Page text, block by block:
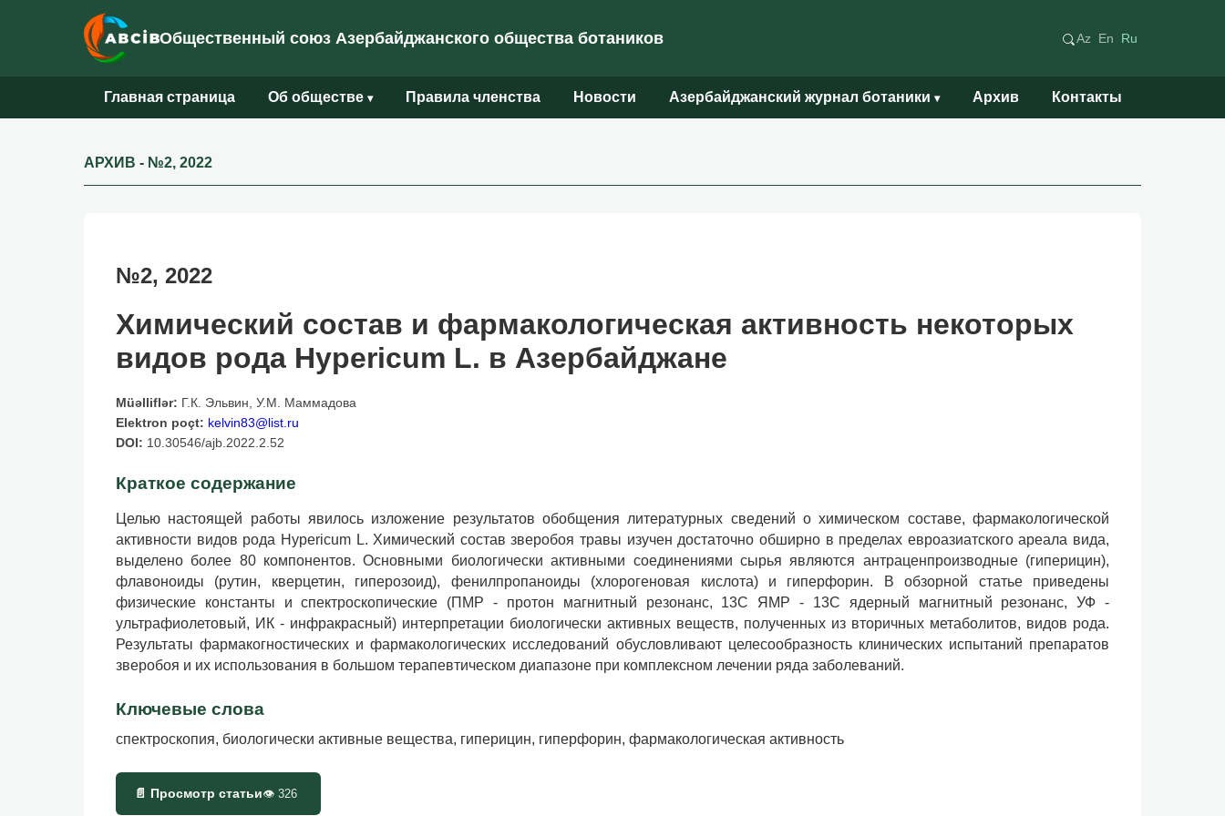
Общественный союз Азербайджанского общества ботаников Az En Ru
Главная страница Об обществе ▾ Правила членства Новости Азербайджанский журнал ботаники ▾ Архив Контакты
АРХИВ - №2, 2022
№2, 2022
Химический состав и фармакологическая активность некоторых
видов рода Hypericum L. в Азербайджане
Müəlliflər: Г.К. Эльвин, У.М. Маммадова
Elektron poçt: kelvin83@list.ru
DOI: 10.30546/ajb.2022.2.52
Краткое содержание
Целью настоящей работы явилось изложение результатов обобщения литературных сведений о химическом составе, фармакологической
активности видов рода Hypericum L. Химический состав зверобоя травы изучен достаточно обширно в пределах евроазиатского ареала вида,
выделено более 80 компонентов. Основными биологически активными соединениями сырья являются антраценпроизводные (гиперицин),
флавоноиды (рутин, кверцетин, гиперозоид), фенилпропаноиды (хлорогеновая кислота) и гиперфорин. В обзорной статье приведены
физические константы и спектроскопические (ПМР - протон магнитный резонанс, 13С ЯМР - 13С ядерный магнитный резонанс, УФ -
ультрафиолетовый, ИК - инфракрасный) интерпретации биологически активных веществ, полученных из вторичных метаболитов, видов рода.
Результаты фармакогностических и фармакологических исследований обусловливают целесообразность клинических испытаний препаратов
зверобоя и их использования в большом терапевтическом диапазоне при комплексном лечении ряда заболеваний.
Ключевые слова
спектроскопия, биологически активные вещества, гиперицин, гиперфорин, фармакологическая активность
📄 Просмотр статьи👁 326